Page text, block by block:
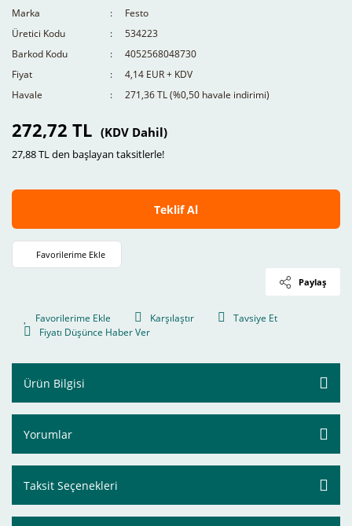
Marka
Festo
Üretici Kodu
534223
Barkod Kodu
4052568048730
Fiyat
4,14 EUR + KDV
Havale
271,36 TL (%0,50 havale indirimi)
272,72 TL (KDV Dahil)
27,88 TL den başlayan taksitlerle!
Teklif Al
Paylaş
Karşılaştır
Tavsiye Et
Fiyatı Düşünce Haber Ver
Ürün Bilgisi
Yorumlar
Taksit Seçenekleri